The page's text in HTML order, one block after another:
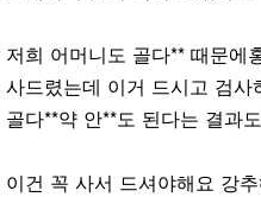
저희 어머니도 골다** 때문에
사드렸는데 이거 드시고 검사
골다**약 안**도 된다는 결과
이건 꼭 사서 드셔야해요 강